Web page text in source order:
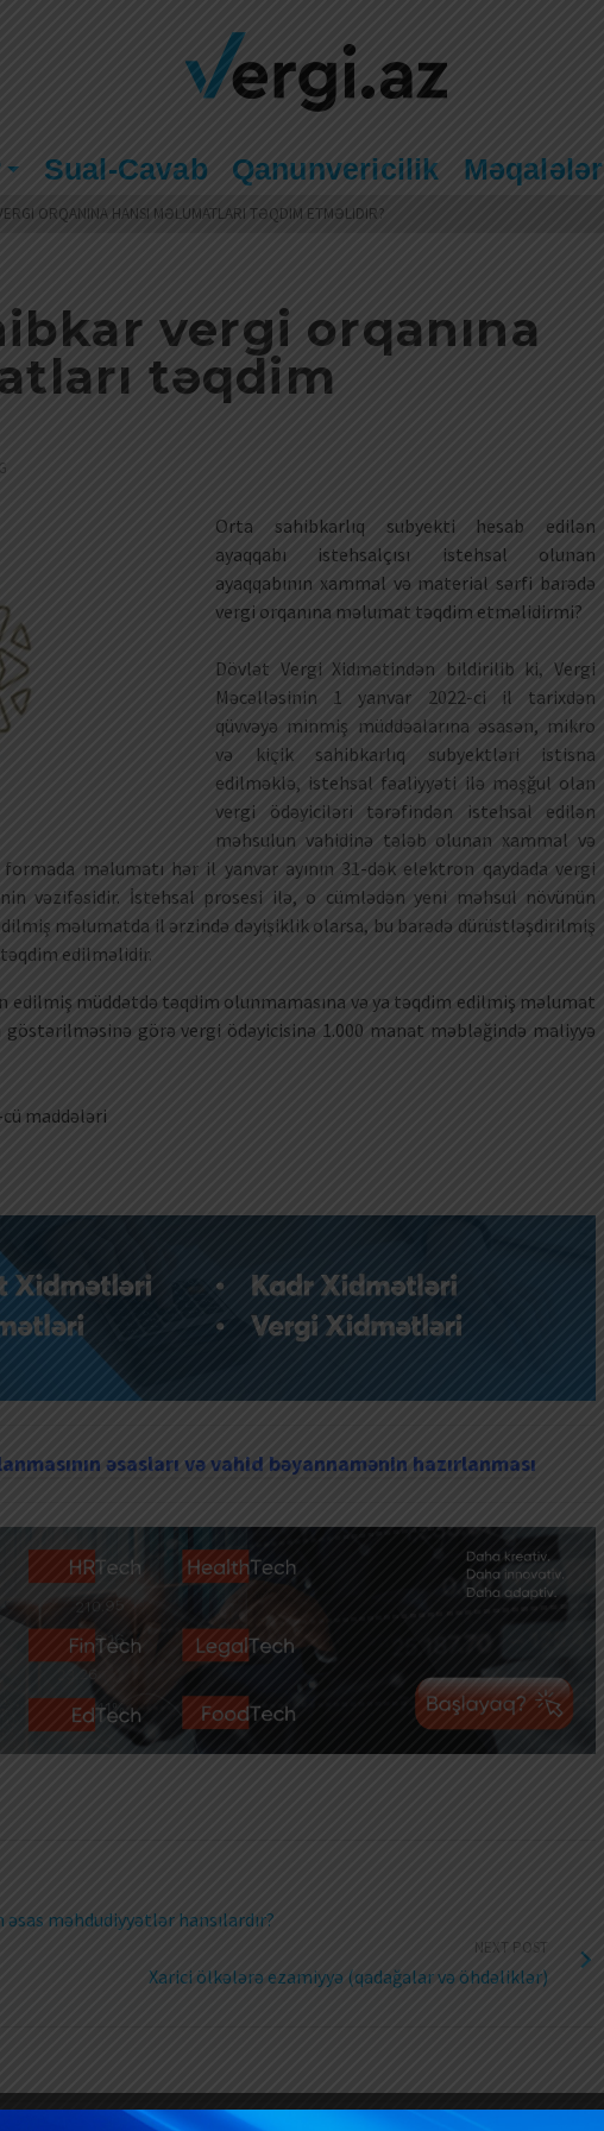
Sual-Cavab Qanunvericilik Məqalələr
ORQANINA HANSI MƏLUMATLARI TƏQDIM ETMƏLIDIR?
vergi orqanına
təqdim
Orta sahibkarlıq subyekti hesab edilən
ayaqqabı istehsalçısı istehsal olunan
ayaqqabının xammal və material sərfi barədə
vergi orqanına məlumat təqdim etməlidirmi?
Dövlət Vergi Xidmətindən bildirilib ki, Vergi
Məcəlləsinin 1 yanvar 2022-ci il tarixdən
qüvvəyə minmiş müddəalarına əsasən, mikro
və kiçik sahibkarlıq subyektləri istisna
edilməklə, istehsal fəaliyyəti ilə məşğul olan
vergi ödəyiciləri tərəfindən istehsal edilən
məhsulun vahidinə tələb olunan xammal və
məlumatı hər il yanvar ayının 31-dək elektron qaydada vergi
vəzifəsidir. İstehsal prosesi ilə, o cümlədən yeni məhsul növünün
məlumatda il ərzində dəyişiklik olarsa, bu barədə dürüstləşdirilmiş
edilməlidir.
edilmiş müddətdə təqdim olunmamasına və ya təqdim edilmiş məlumat
görə vergi ödəyicisinə 1.000 manat məbləğində maliyyə
maddələri
əsasları və vahid bəyannamənin hazırlanması
məhdudiyyətlər hansılardır?
NEXT POST
Xarici ölkələrə ezamiyyə (qadağalar və öhdəliklər)